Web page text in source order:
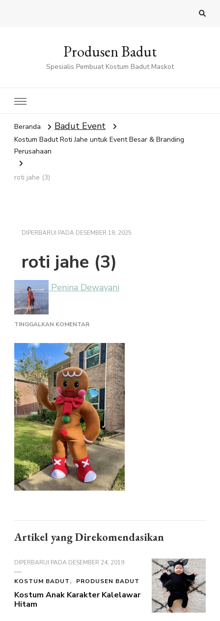
Produsen Badut
Spesialis Pembuat Kostum Badut Maskot
Beranda Badut Event
Kostum Badut Roti Jahe untuk Event Besar & Branding
Perusahaan
roti jahe (3)
DIPERBARUI PADA DESEMBER 18, 2025
roti jahe (3)
Penina Dewayani
TINGGALKAN KOMENTARPADA
JAHE
(3)
Artikel yang Direkomendasikan
DIPERBARUI PADA DESEMBER 24, 2019
KOSTUM BADUT PRODUSEN BADUT
Kostum Anak Karakter Kalelawar
Hitam